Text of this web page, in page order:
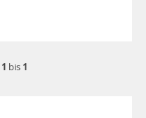
1 bis 1